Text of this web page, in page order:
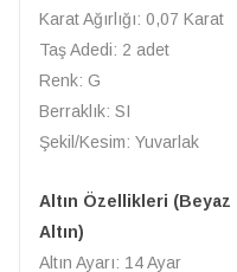
Karat Ağırlığı: 0,07 Karat
Taş Adedi: 2 adet
Renk: G
Berraklık: SI
Şekil/Kesim: Yuvarlak
Altın Özellikleri (Beyaz
Altın)
Altın Ayarı: 14 Ayar